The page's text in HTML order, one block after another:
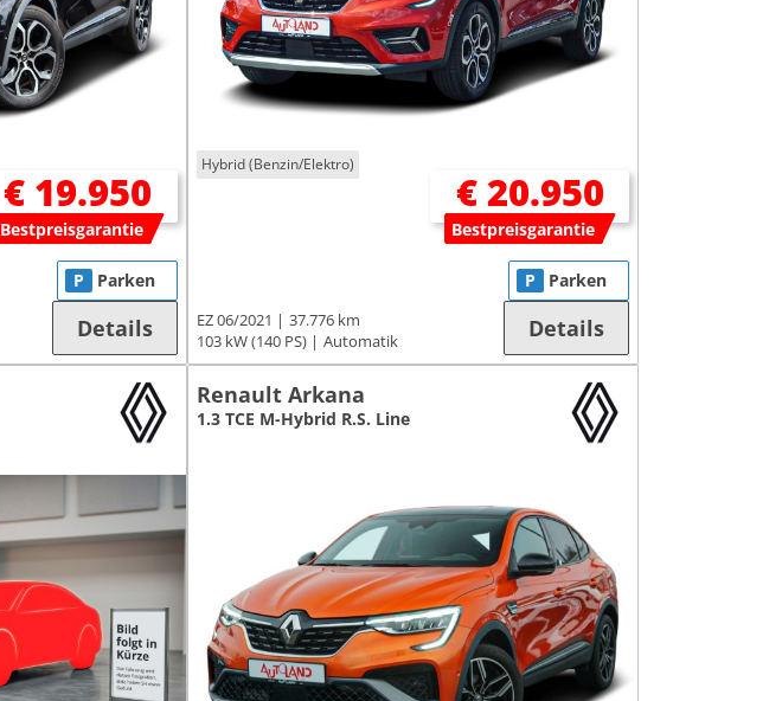
€ 19.950
Bestpreisgarantie
P Parken
Details
Hybrid (Benzin/Elektro)
€ 20.950
Bestpreisgarantie
EZ 06/2021
37.776 km
103 kW (140 PS)
Automatik
P Parken
Details
Renault Arkana
1.3 TCE M-Hybrid R.S. Line